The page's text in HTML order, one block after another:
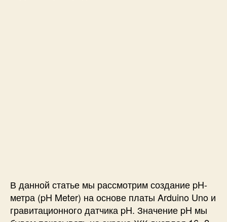
n
o
U
В данной статье мы рассмотрим создание pH-
метра (pH Meter) на основе платы Arduino Uno и
гравитационного датчика pH. Значение pH мы